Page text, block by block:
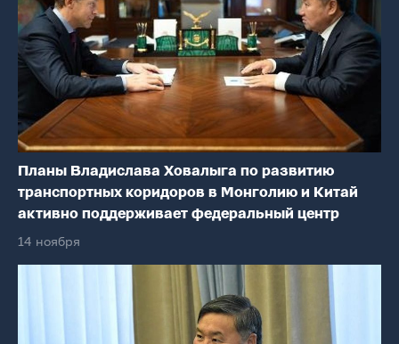
Планы Владислава Ховалыга по развитию
транспортных коридоров в Монголию и Китай
активно поддерживает федеральный центр
14 ноября